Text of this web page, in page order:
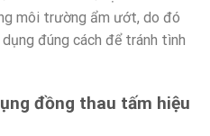
môi trường ẩm ướt, do đó
đúng cách để tránh tình
đồng thau tấm hiệu